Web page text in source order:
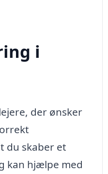
i
der ønsker
du skaber et
kan hjælpe med